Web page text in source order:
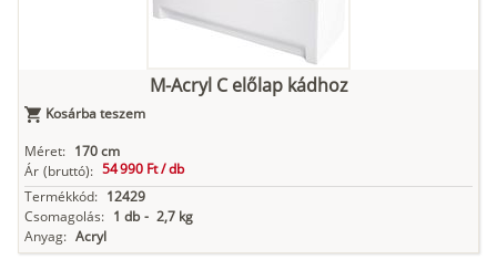
M-Acryl C előlap kádhoz
Kosárba teszem
Méret: 170 cm
Ár (bruttó): 54 990 Ft /db
Termékkód: 12429
Csomagolás: 1 db - 2,7 kg
Anyag: Acryl